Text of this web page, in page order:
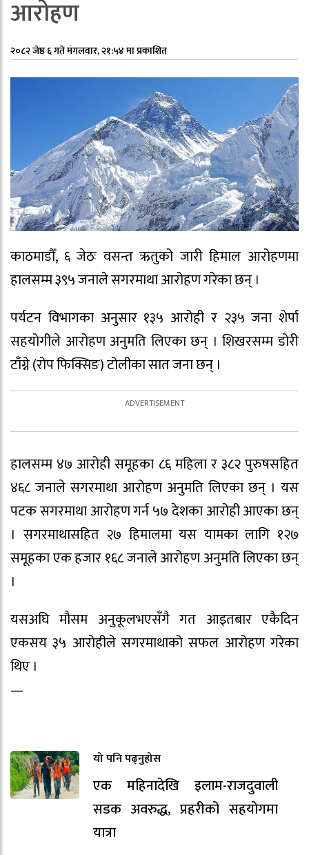
आरोहण
२०८२ जेष्ठ ६ गते मंगलवार, २१:५४ मा प्रकाशित
काठमाडौँ, ६ जेठः वसन्त ऋतुको जारी हिमाल आरोहणमा
हालसम्म ३९५ जनाले सगरमाथा आरोहण गरेका छन् ।
पर्यटन विभागका अनुसार १३५ आरोही र २३५ जना शेर्पा
सहयोगीले आरोहण अनुमति लिएका छन् । शिखरसम्म डोरी
टाँग्ने (रोप फिक्सिङ) टोलीका सात जना छन् ।
हालसम्म ४७ आरोही समूहका ८६ महिला र ३८२ पुरुषसहित
४६८ जनाले सगरमाथा आरोहण अनुमति लिएका छन् । यस
पटक सगरमाथा आरोहण गर्न ५७ देशका आरोही आएका छन्
। सगरमाथासहित २७ हिमालमा यस यामका लागि १२७
समूहका एक हजार १६८ जनाले आरोहण अनुमति लिएका छन्
।
यसअघि मौसम अनुकूलभएसँगै गत आइतबार एकैदिन
एकसय ३५ आरोहीले सगरमाथाको सफल आरोहण गरेका
थिए ।
—
यो पनि पढ्नुहोस
एक महिनादेखि इलाम-राजदुवाली
सडक अवरुद्ध, प्रहरीको सहयोगमा
यात्रा